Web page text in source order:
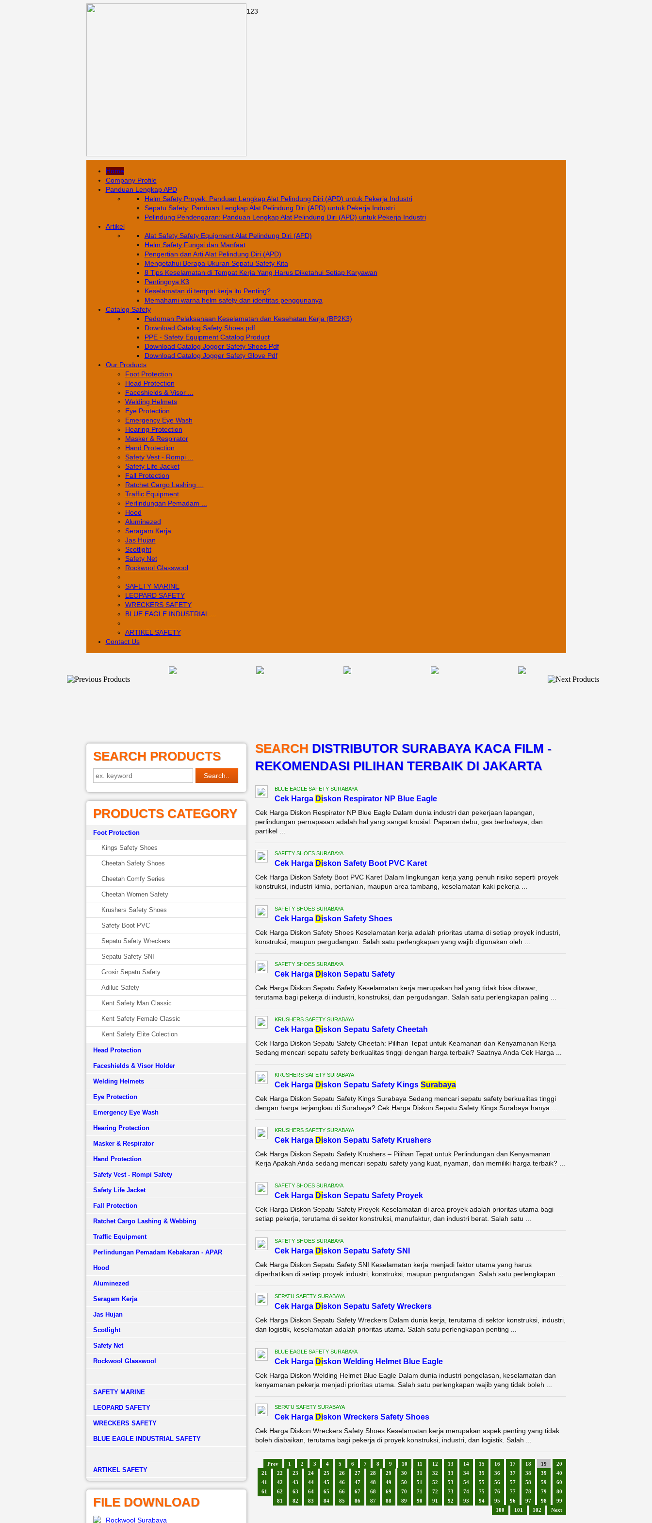
1 23
Home
Company Profile
Panduan Lengkap APD
Helm Safety Proyek: Panduan Lengkap Alat Pelindung Diri (APD) untuk Pekerja Industri
Sepatu Safety: Panduan Lengkap Alat Pelindung Diri (APD) untuk Pekerja Industri
Pelindung Pendengaran: Panduan Lengkap Alat Pelindung Diri (APD) untuk Pekerja Industri
Artikel
Alat Safety Safety Equipment Alat Pelindung Diri (APD)
Helm Safety Fungsi dan Manfaat
Pengertian dan Arti Alat Pelindung Diri (APD)
Mengetahui Berapa Ukuran Sepatu Safety Kita
8 Tips Keselamatan di Tempat Kerja Yang Harus Diketahui Setiap Karyawan
Pentingnya K3
Keselamatan di tempat kerja itu Penting?
Memahami warna helm safety dan identitas penggunanya
Catalog Safety
Pedoman Pelaksanaan Keselamatan dan Kesehatan Kerja (BP2K3)
Download Catalog Safety Shoes pdf
PPE - Safety Equipment Catalog Product
Download Catalog Jogger Safety Shoes Pdf
Download Catalog Jogger Safety Glove Pdf
Our Products
Foot Protection
Head Protection
Faceshields & Visor ...
Welding Helmets
Eye Protection
Emergency Eye Wash
Hearing Protection
Masker & Respirator
Hand Protection
Safety Vest - Rompi ...
Safety Life Jacket
Fall Protection
Ratchet Cargo Lashing ...
Traffic Equipment
Perlindungan Pemadam ...
Hood
Aluminezed
Seragam Kerja
Jas Hujan
Scotlight
Safety Net
Rockwool Glasswool
SAFETY MARINE
LEOPARD SAFETY
WRECKERS SAFETY
BLUE EAGLE INDUSTRIAL ...
­ARTIKEL SAFETY
Contact Us
SEARCH PRODUCTS
PRODUCTS CATEGORY
Foot Protection
Kings Safety Shoes
Cheetah Safety Shoes
Cheetah Comfy Series
Cheetah Women Safety
Krushers Safety Shoes
Safety Boot PVC
Sepatu Safety Wreckers
Sepatu Safety SNI
Grosir Sepatu Safety
Adiluc Safety
Kent Safety Man Classic
Kent Safety Female Classic
Kent Safety Elite Colection
Head Protection
Faceshields & Visor Holder
Welding Helmets
Eye Protection
Emergency Eye Wash
Hearing Protection
Masker & Respirator
Hand Protection
Safety Vest - Rompi Safety
Safety Life Jacket
Fall Protection
Ratchet Cargo Lashing & Webbing
Traffic Equipment
Perlindungan Pemadam Kebakaran - APAR
Hood
Aluminezed
Seragam Kerja
Jas Hujan
Scotlight
Safety Net
Rockwool Glasswool
SAFETY MARINE
LEOPARD SAFETY
WRECKERS SAFETY
BLUE EAGLE INDUSTRIAL SAFETY
­ARTIKEL SAFETY
FILE DOWNLOAD
Rockwool Surabaya
SEARCH DISTRIBUTOR SURABAYA KACA FILM -
REKOMENDASI PILIHAN TERBAIK DI JAKARTA
BLUE EAGLE SAFETY SURABAYA
Cek Harga Diskon Respirator NP Blue Eagle
Cek Harga Diskon Respirator NP Blue Eagle Dalam dunia industri dan pekerjaan lapangan,
perlindungan pernapasan adalah hal yang sangat krusial. Paparan debu, gas berbahaya, dan
partikel ...
SAFETY SHOES SURABAYA
Cek Harga Diskon Safety Boot PVC Karet
Cek Harga Diskon Safety Boot PVC Karet Dalam lingkungan kerja yang penuh risiko seperti proyek
konstruksi, industri kimia, pertanian, maupun area tambang, keselamatan kaki pekerja ...
SAFETY SHOES SURABAYA
Cek Harga Diskon Safety Shoes
Cek Harga Diskon Safety Shoes Keselamatan kerja adalah prioritas utama di setiap proyek industri,
konstruksi, maupun pergudangan. Salah satu perlengkapan yang wajib digunakan oleh ...
SAFETY SHOES SURABAYA
Cek Harga Diskon Sepatu Safety
Cek Harga Diskon Sepatu Safety Keselamatan kerja merupakan hal yang tidak bisa ditawar,
terutama bagi pekerja di industri, konstruksi, dan pergudangan. Salah satu perlengkapan paling ...
KRUSHERS SAFETY SURABAYA
Cek Harga Diskon Sepatu Safety Cheetah
Cek Harga Diskon Sepatu Safety Cheetah: Pilihan Tepat untuk Keamanan dan Kenyamanan Kerja
Sedang mencari sepatu safety berkualitas tinggi dengan harga terbaik? Saatnya Anda Cek Harga ...
KRUSHERS SAFETY SURABAYA
Cek Harga Diskon Sepatu Safety Kings Surabaya
Cek Harga Diskon Sepatu Safety Kings Surabaya Sedang mencari sepatu safety berkualitas tinggi
dengan harga terjangkau di Surabaya? Cek Harga Diskon Sepatu Safety Kings Surabaya hanya ...
KRUSHERS SAFETY SURABAYA
Cek Harga Diskon Sepatu Safety Krushers
Cek Harga Diskon Sepatu Safety Krushers – Pilihan Tepat untuk Perlindungan dan Kenyamanan
Kerja Apakah Anda sedang mencari sepatu safety yang kuat, nyaman, dan memiliki harga terbaik? ...
SAFETY SHOES SURABAYA
Cek Harga Diskon Sepatu Safety Proyek
Cek Harga Diskon Sepatu Safety Proyek Keselamatan di area proyek adalah prioritas utama bagi
setiap pekerja, terutama di sektor konstruksi, manufaktur, dan industri berat. Salah satu ...
SAFETY SHOES SURABAYA
Cek Harga Diskon Sepatu Safety SNI
Cek Harga Diskon Sepatu Safety SNI Keselamatan kerja menjadi faktor utama yang harus
diperhatikan di setiap proyek industri, konstruksi, maupun pergudangan. Salah satu perlengkapan ...
SEPATU SAFETY SURABAYA
Cek Harga Diskon Sepatu Safety Wreckers
Cek Harga Diskon Sepatu Safety Wreckers Dalam dunia kerja, terutama di sektor konstruksi, industri,
dan logistik, keselamatan adalah prioritas utama. Salah satu perlengkapan penting ...
BLUE EAGLE SAFETY SURABAYA
Cek Harga Diskon Welding Helmet Blue Eagle
Cek Harga Diskon Welding Helmet Blue Eagle Dalam dunia industri pengelasan, keselamatan dan
kenyamanan pekerja menjadi prioritas utama. Salah satu perlengkapan wajib yang tidak boleh ...
SEPATU SAFETY SURABAYA
Cek Harga Diskon Wreckers Safety Shoes
Cek Harga Diskon Wreckers Safety Shoes Keselamatan kerja merupakan aspek penting yang tidak
boleh diabaikan, terutama bagi pekerja di proyek konstruksi, industri, dan logistik. Salah ...
Prev 1 2 3 4 5 6 7 8 9 10 11 12 13 14 15 16 17 18 19
20
21
22 23 24 25 26 27 28 29 30 31 32 33 34 35 36 37 38 39
40
41
42 43 44 45 46 47 48 49 50 51 52 53 54 55 56 57 58 59
60
61
62 63 64 65 66 67 68 69 70 71 72 73 74 75 76 77 78 79
80
81
82 83 84 85 86 87 88 89 90 91 92 93 94 95 96 97 98
99
100
101 102 Next